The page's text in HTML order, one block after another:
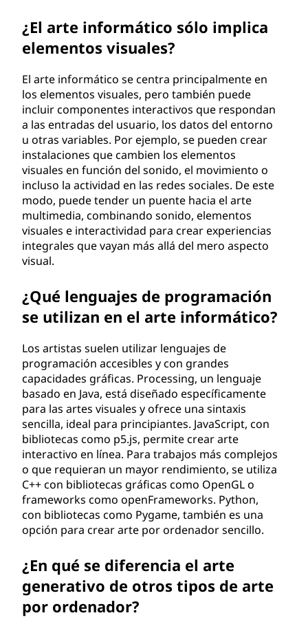
¿El arte informático sólo implica
elementos visuales?
El arte informático se centra principalmente en
los elementos visuales, pero también puede
incluir componentes interactivos que respondan
a las entradas del usuario, los datos del entorno
u otras variables. Por ejemplo, se pueden crear
instalaciones que cambien los elementos
visuales en función del sonido, el movimiento o
incluso la actividad en las redes sociales. De este
modo, puede tender un puente hacia el arte
multimedia, combinando sonido, elementos
visuales e interactividad para crear experiencias
integrales que vayan más allá del mero aspecto
visual.
¿Qué lenguajes de programación
se utilizan en el arte informático?
Los artistas suelen utilizar lenguajes de
programación accesibles y con grandes
capacidades gráficas. Processing, un lenguaje
basado en Java, está diseñado específicamente
para las artes visuales y ofrece una sintaxis
sencilla, ideal para principiantes. JavaScript, con
bibliotecas como p5.js, permite crear arte
interactivo en línea. Para trabajos más complejos
o que requieran un mayor rendimiento, se utiliza
C++ con bibliotecas gráficas como OpenGL o
frameworks como openFrameworks. Python,
con bibliotecas como Pygame, también es una
opción para crear arte por ordenador sencillo.
¿En qué se diferencia el arte
generativo de otros tipos de arte
por ordenador?